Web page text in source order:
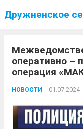
Дружненское
оперативно –
операция
НОВОСТИ 01.07.2024